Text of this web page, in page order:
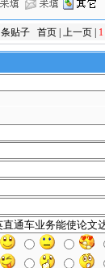
条贴子 首页 | 上一页 | 1